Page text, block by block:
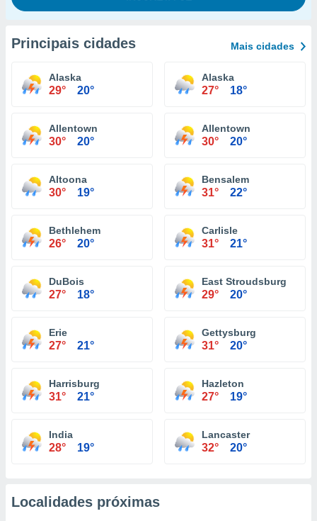
Principais cidades Mais cidades
Alaska
29° 20°
Alaska
27° 18°
Allentown
30° 20°
Allentown
30° 20°
Altoona
30° 19°
Bensalem
31° 22°
Bethlehem
26° 20°
Carlisle
31° 21°
DuBois
27° 18°
East Stroudsburg
29° 20°
Erie
27° 21°
Gettysburg
31° 20°
Harrisburg
31° 21°
Hazleton
27° 19°
India
28° 19°
Lancaster
32° 20°
Localidades próximas